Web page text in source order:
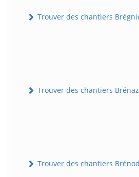
Trouver des chantiers
Trouver des chantiers Brénaz
Trouver des chantiers Brénod